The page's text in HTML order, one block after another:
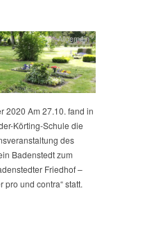
Allgemein
2020 Am 27.10. fand in
Körting-Schule die
des
Badenstedt zum
Friedhof –
pro und contra“ statt.